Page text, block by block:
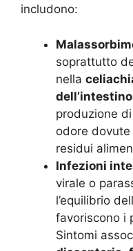
includono:
soprattutto
nella
produzione
odore dovute
residui
Infezioni
virale o
l’equilibrio
favoriscono i
Sintomi